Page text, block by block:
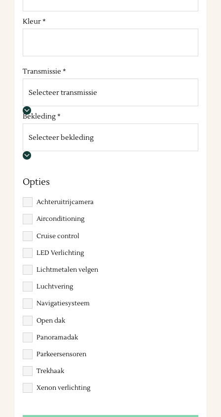
Kleur *
Transmissie *
Bekleding *
Opties
Achteruitrijcamera
Airconditioning
Cruise control
LED Verlichting
Lichtmetalen velgen
Luchtvering
Navigatiesysteem
Open dak
Panoramadak
Parkeersensoren
Trekhaak
Xenon verlichting